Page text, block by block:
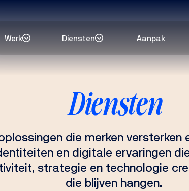
Werk Diensten Aanpak
Diensten
die merken versterken
en digitale ervaringen
strategie en technologie
die blijven hangen.